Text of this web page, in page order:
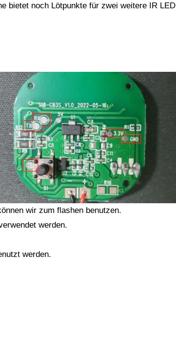
bietet noch Lötpunkte für zwei weitere IR LED
wir zum flashen benutzen.
werden.
werden.